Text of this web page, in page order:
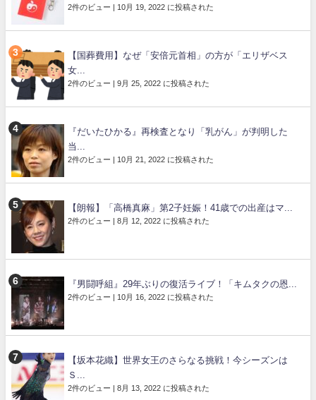
2件のビュー | 10月 19, 2022 に投稿された
【国葬費用】なぜ「安倍元首相」の方が「エリザベス
女...
2件のビュー | 9月 25, 2022 に投稿された
『だいたひかる』再検査となり「乳がん」が判明した
当...
2件のビュー | 10月 21, 2022 に投稿された
【朗報】「高橋真麻」第2子妊娠！41歳での出産はマ...
2件のビュー | 8月 12, 2022 に投稿された
『男闘呼組』29年ぶりの復活ライブ！「キムタクの恩...
2件のビュー | 10月 16, 2022 に投稿された
【坂本花織】世界女王のさらなる挑戦！今シーズンは
Ｓ...
2件のビュー | 8月 13, 2022 に投稿された